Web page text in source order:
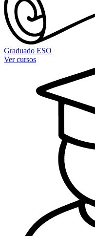
Graduado ESO
Ver cursos